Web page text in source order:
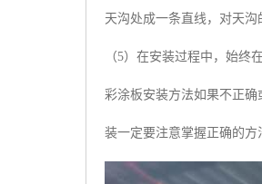
天沟处成一条直线，对天沟
（5）在安装过程中，始终
彩涂板安装方法如果不正
装一定要注意掌握正确的方